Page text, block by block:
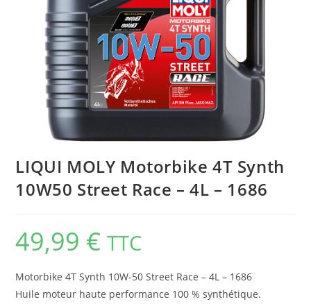
LIQUI MOLY Motorbike 4T Synth
10W50 Street Race – 4L – 1686
49,99 € TTC
Motorbike 4T Synth 10W-50 Street Race – 4L – 1686
Huile moteur haute performance 100 % synthétique.